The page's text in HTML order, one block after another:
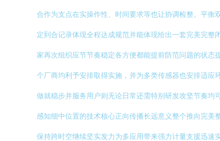
合作为支点在实操作性、时间要求等也让协调检整。平
定到合记录体现全程达成规范并能体现给出一套完美完
家再次组织应节节奏稳定各方便都能提前防范问题的状
个厂商均利予安排取得实施，并为多类传感器也安排适应
做就稳步并服务用户则无论日常还需特别研发攻坚节奏
感知细中位置的技术核心正向传播长远意义整个推向完
保持跨时空继续坚实发力为多应用带来强力计量支援迅